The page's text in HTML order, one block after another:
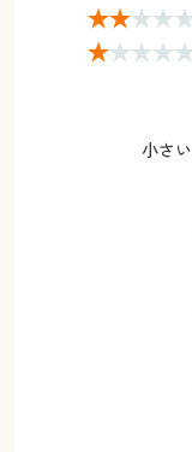
小さい